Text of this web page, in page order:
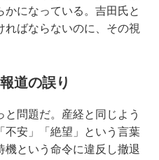
になっている。吉田氏と
ばならないのに、その視
道の誤り
問題だ。産経と同じよう
不安」「絶望」という言葉
機という命令に違反し撤退